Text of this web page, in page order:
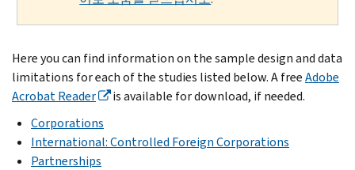
Here you can find information on the sample design and data
limitations for each of the studies listed below. A freeAdobe
Acrobat Reader
is available for download, if needed.
Corporations
International: Controlled Foreign Corporations
Partnerships